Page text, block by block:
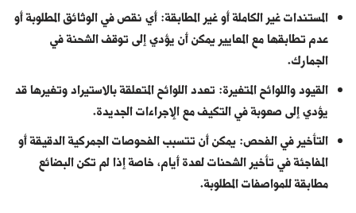
المستندات غير الكاملة أو غير المطابقة: أي نقص في الوثائق المطلوبة أو
عدم تطابقها مع المعايير يمكن أن يؤدي إلى توقف الشحنة في
الجمارك.
القيود واللوائح المتغيرة: تعدد اللوائح المتعلقة بالاستيراد وتغيرها قد
يؤدي إلى صعوبة في التكيف مع الإجراءات الجديدة.
التأخير في الفحص: يمكن أن تتسبب الفحوصات الجمركية الدقيقة أو
المفاجئة في تأخير الشحنات لعدة أيام، خاصة إذا لم تكن البضائع
مطابقة للمواصفات المطلوبة.